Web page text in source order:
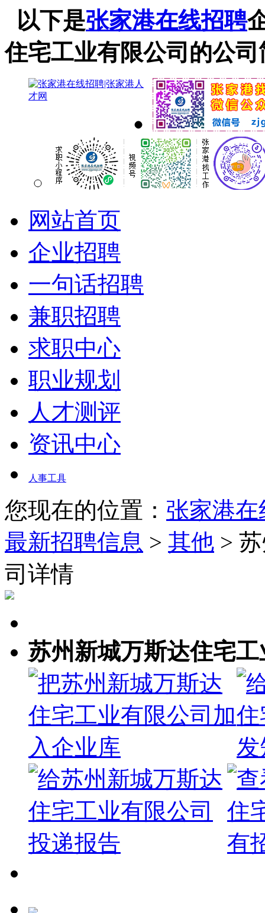
以下是张家港在线招聘
住宅工业有限公司的公
网站首页
企业招聘
一句话招聘
兼职招聘
求职中心
职业规划
人才测评
资讯中心
人事工具
您现在的位置： 张家港
最新招聘信息 > 其他 >
司详情
苏州新城万斯达住宅